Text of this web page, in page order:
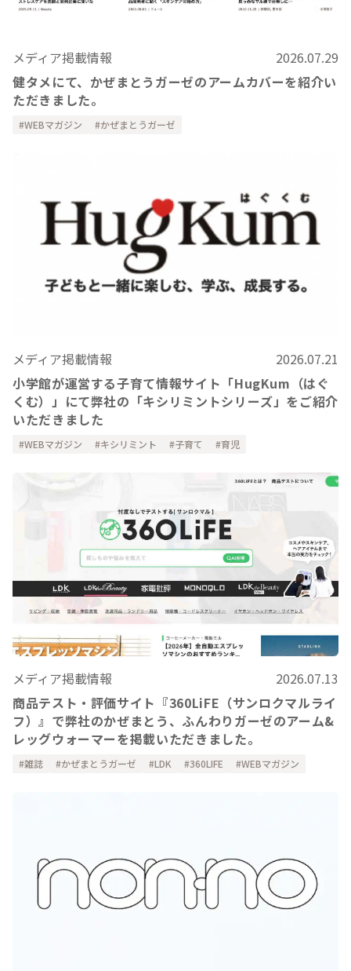
メディア掲載情報
2026.07.29
健タメにて、かぜまとうガーゼのアームカバーを紹介い
ただきました。
WEBマガジン かぜまとうガーゼ
メディア掲載情報
2026.07.21
小学館が運営する子育て情報サイト「HugKum（はぐ
くむ）」にて弊社の「キシリミントシリーズ」をご紹介
いただきました
WEBマガジン キシリミント 子育て 育児
メディア掲載情報
2026.07.13
商品テスト・評価サイト『360LiFE（サンロクマルライ
フ）』で弊社のかぜまとう、ふんわりガーゼのアーム&
レッグウォーマーを掲載いただきました。
雑誌 かぜまとうガーゼ LDK 360LIFE WEBマガジン